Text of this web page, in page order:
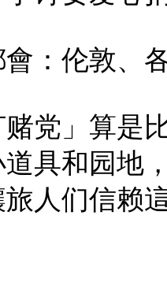
：伦敦、
赌党」算是
具和园地
人们信赖